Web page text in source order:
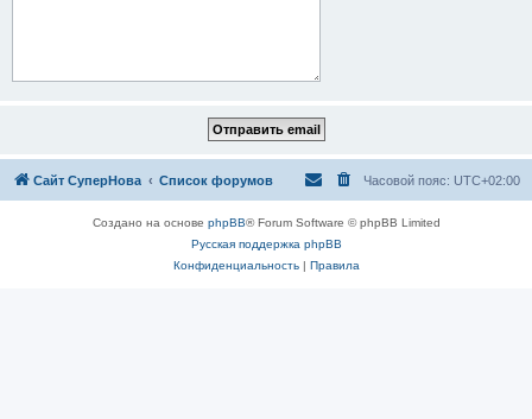
Сайт СуперНова Список форумов Часовой пояс: UTC+02:00
Создано на основе phpBB® Forum Software © phpBB Limited
Русская поддержка phpBB
Конфиденциальность| Правила